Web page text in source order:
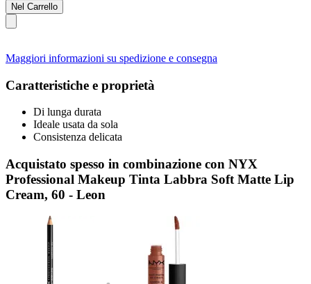
Nel Carrello
Maggiori informazioni su spedizione e consegna
Caratteristiche e proprietà
Di lunga durata
Ideale usata da sola
Consistenza delicata
Acquistato spesso in combinazione con NYX
Professional Makeup Tinta Labbra Soft Matte Lip
Cream, 60 - Leon